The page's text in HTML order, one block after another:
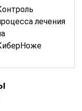
лечения